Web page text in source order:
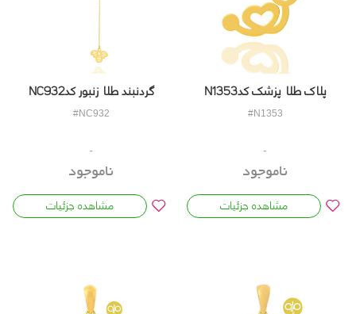
پلاک طلا پزشک کدN1353
#N1353
ناموجود
مشاهده جزئیات
گردنبند طلا زنبور کدNC932
#NC932
ناموجود
مشاهده جزئیات